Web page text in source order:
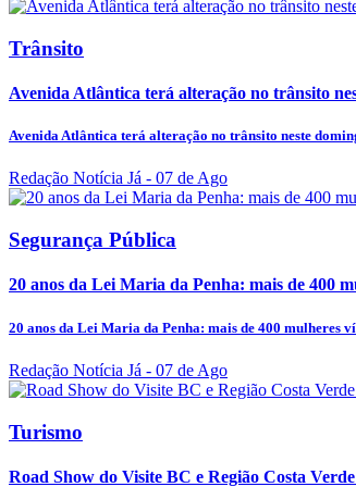
Trânsito
Avenida Atlântica terá alteração no trânsito
Avenida Atlântica terá alteração no trânsito neste
Redação Notícia Já - 07 de Ago
Segurança Pública
20 anos da Lei Maria da Penha: mais de 400
20 anos da Lei Maria da Penha: mais de 400 mulheres
Redação Notícia Já - 07 de Ago
Turismo
Road Show do Visite BC e Região Costa